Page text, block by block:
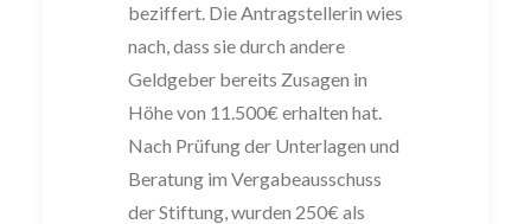
beziffert. Die Antragstellerin wies
nach, dass sie durch andere
Geldgeber bereits Zusagen in
Höhe von 11.500€ erhalten hat.
Nach Prüfung der Unterlagen und
Beratung im Vergabeausschuss
der Stiftung, wurden 250€ als